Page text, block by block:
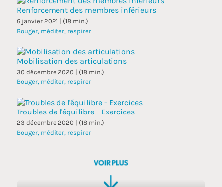
Renforcement des membres inférieurs
6 janvier 2021 | (18 min.)
Bouger, méditer, respirer
Mobilisation des articulations
30 décembre 2020 | (18 min.)
Bouger, méditer, respirer
Troubles de l'équilibre - Exercices
23 décembre 2020 | (18 min.)
Bouger, méditer, respirer